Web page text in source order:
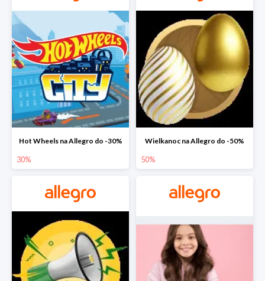
Hot Wheels na Allegro do -30%
30%
Wielkanoc na Allegro do -50%
50%